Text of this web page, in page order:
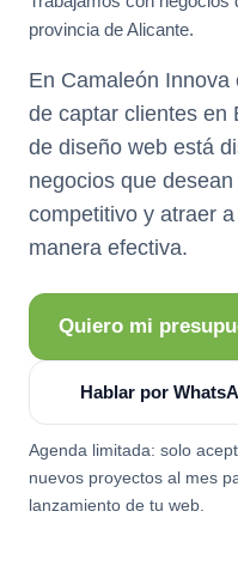
provincia de Alicante.
En Camaleón
de captar clientes en
de diseño web está
negocios que
competitivo y atraer
manera efectiva.
Quiero mi
Hablar por
Agenda limitada: solo
nuevos proyectos al mes
lanzamiento de tu web.